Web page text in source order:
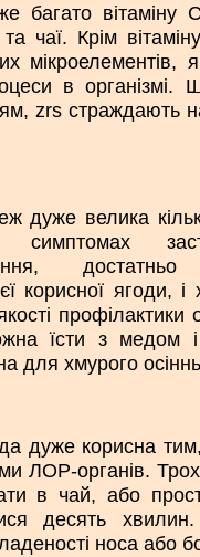
багато вітаміну
чаї. Крім
мікроелементів,
в організмі.
zrs страждають
дуже велика
корисної ягоди, і
профілактики
їсти з медом
для хмурого
дуже корисна
ЛОР-органів.
в чай, або
десять
носа або